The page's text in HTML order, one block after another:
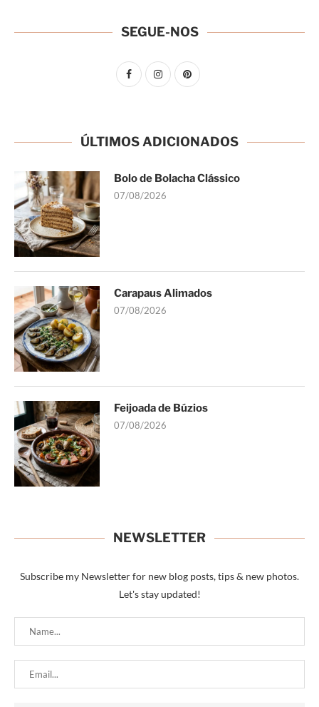
SEGUE-NOS
ÚLTIMOS ADICIONADOS
Bolo de Bolacha Clássico
07/08/2026
Carapaus Alimados
07/08/2026
Feijoada de Búzios
07/08/2026
NEWSLETTER
Subscribe my Newsletter for new blog posts, tips & new photos.
Let's stay updated!